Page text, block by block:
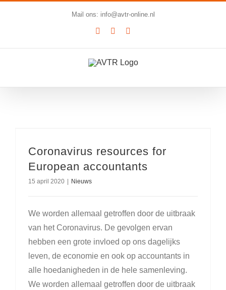
Mail ons: info@avtr-online.nl
YouTubeLinkedIn
Coronavirus resources for
European accountants
15 april 2020 | Nieuws
We worden allemaal getroffen door de uitbraak
van het Coronavirus. De gevolgen ervan
hebben een grote invloed op ons dagelijks
leven, de economie en ook op accountants in
alle hoedanigheden in de hele samenleving.
We worden allemaal getroffen door de uitbraak